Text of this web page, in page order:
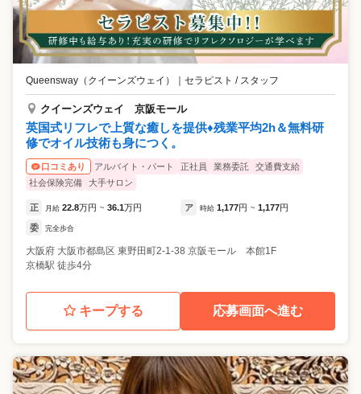
Queensway（クイーンズウェイ） セラピスト / スタッフ
クイーンズウェイ 京阪モール
英国式リフレで上質な癒しを提供♦残業平均2h＆無料研
修でオイル技術も身につく。
口コミあり アルバイト・パート 正社員 業務委託
交通費支給
社会保険完備
大手サロン
正 月給 22.8万円 ~ 36.1万円 ア 時給 1,177円 ~ 1,177円
委 完全歩合
大阪府 大阪市都島区 東野田町2-1-38 京阪モール 本館1F
京橋駅 徒歩4分
キープする 応募画面へ進む